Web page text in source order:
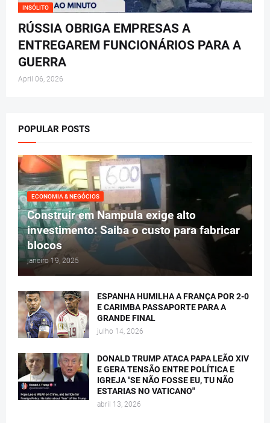
INSÓLITO
RÚSSIA OBRIGA EMPRESAS A
ENTREGAREM FUNCIONÁRIOS PARA A
GUERRA
April 06, 2026
POPULAR POSTS
ECONOMIA & NEGÓCIOS
Construir em Nampula exige alto
investimento: Saiba o custo para fabricar
blocos
janeiro 19, 2025
ESPANHA HUMILHA A FRANÇA POR 2-0
E CARIMBA PASSAPORTE PARA A
GRANDE FINAL
julho 14, 2026
DONALD TRUMP ATACA PAPA LEÃO XIV
E GERA TENSÃO ENTRE POLÍTICA E
IGREJA "SE NÃO FOSSE EU, TU NÃO
ESTARIAS NO VATICANO"
abril 13, 2026